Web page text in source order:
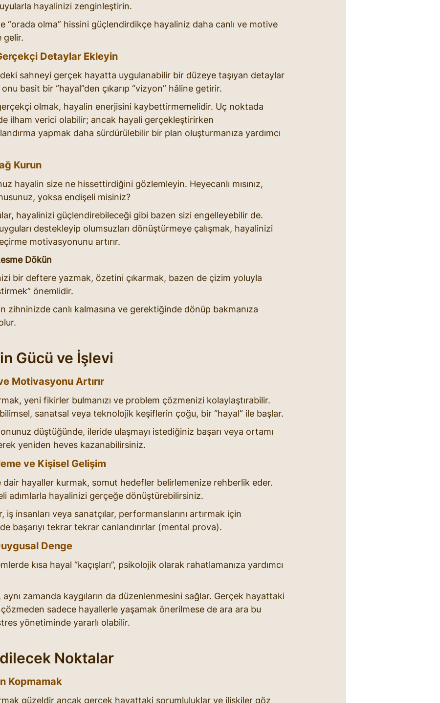
hayalinizi zenginleştirin.
“orada olma” hissini güçlendirdikçe hayaliniz daha canlı ve motive
gelir.
Detaylar Ekleyin
sahneyi gerçek hayatta uygulanabilir bir düzeye taşıyan detaylar
basit bir “hayal”den çıkarıp “vizyon” hâline getirir.
olmak, hayalin enerjisini kaybettirmemelidir. Uç noktada
ilham verici olabilir; ancak hayali gerçekleştirirken
yapmak daha sürdürülebilir bir plan oluşturmanıza yardımcı
Kurun
hayalin size ne hissettirdiğini gözlemleyin. Heyecanlı mısınız,
yoksa endişeli misiniz?
hayalinizi güçlendirebileceği gibi bazen sizi engelleyebilir de.
destekleyip olumsuzları dönüştürmeye çalışmak, hayalinizi
motivasyonunu artırır.
Dökün
bir deftere yazmak, özetini çıkarmak, bazen de çizim yoluyla
önemlidir.
zihninizde canlı kalmasına ve gerektiğinde dönüp bakmanıza
Gücü ve İşlevi
ve Motivasyonu Artırır
yeni fikirler bulmanızı ve problem çözmenizi kolaylaştırabilir.
sanatsal veya teknolojik keşiflerin çoğu, bir “hayal” ile başlar.
düştüğünde, ileride ulaşmayı istediğiniz başarı veya ortamı
yeniden heves kazanabilirsiniz.
ve Kişisel Gelişim
dair hayaller kurmak, somut hedefler belirlemenize rehberlik eder.
adımlarla hayalinizi gerçeğe dönüştürebilirsiniz.
iş insanları veya sanatçılar, performanslarını artırmak için
başarıyı tekrar tekrar canlandırırlar (mental prova).
Denge
kısa hayal “kaçışları”, psikolojik olarak rahatlamanıza yardımcı
aynı zamanda kaygıların da düzenlenmesini sağlar. Gerçek hayattaki
çözmeden sadece hayallerle yaşamak önerilmese de ara ara bu
yönetiminde yararlı olabilir.
Noktalar
Kopmamak
güzeldir ancak gerçek hayattaki sorumluluklar ve ilişkiler göz